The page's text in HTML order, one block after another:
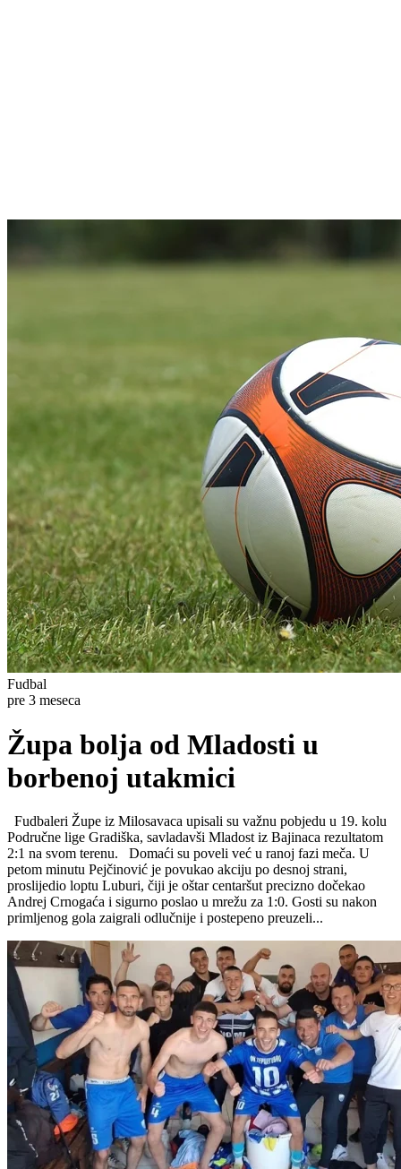
Fudbal
pre 3 meseca
Župa bolja od Mladosti u
borbenoj utakmici
Fudbaleri Župe iz Milosavaca upisali su važnu pobjedu u 19. kolu
Područne lige Gradiška, savladavši Mladost iz Bajinaca rezultatom
2:1 na svom terenu. Domaći su poveli već u ranoj fazi meča. U
petom minutu Pejčinović je povukao akciju po desnoj strani,
proslijedio loptu Luburi, čiji je oštar centaršut precizno dočekao
Andrej Crnogaća i sigurno poslao u mrežu za 1:0. Gosti su nakon
primljenog gola zaigrali odlučnije i postepeno preuzeli...